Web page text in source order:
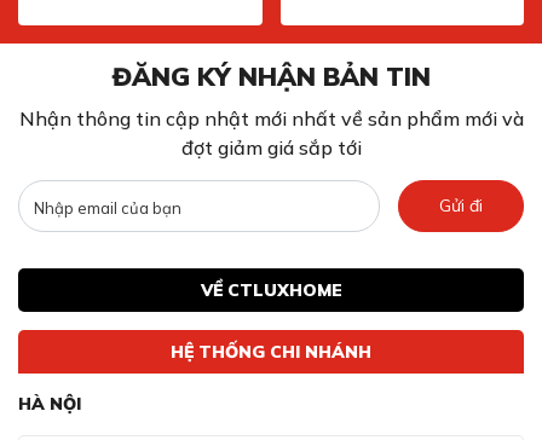
ĐĂNG KÝ NHẬN BẢN TIN
Nhận thông tin cập nhật mới nhất về sản phẩm mới và
đợt giảm giá sắp tới
Gửi đi
VỀ CTLUXHOME
HỆ THỐNG CHI NHÁNH
HÀ NỘI